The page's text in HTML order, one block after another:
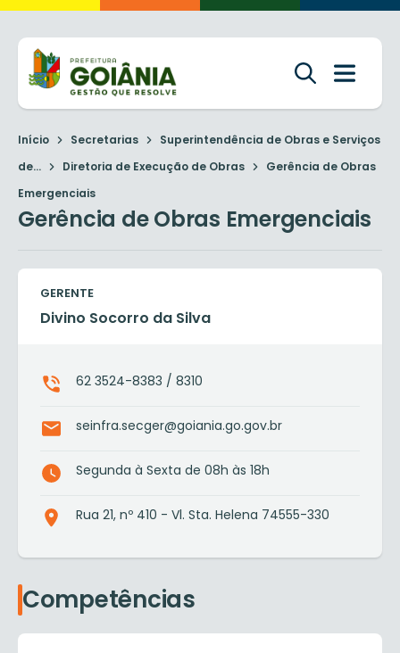
Início Secretarias
Superintendência de Obras e Serviços
de...
Diretoria de Execução de Obras
Gerência de Obras
Emergenciais
Gerência de Obras Emergenciais
GERENTE
Divino Socorro da Silva
62 3524-8383 / 8310
seinfra.secger@goiania.go.gov.br
Segunda à Sexta de 08h às 18h
Rua 21, nº 410 - Vl. Sta. Helena 74555-330
Competências